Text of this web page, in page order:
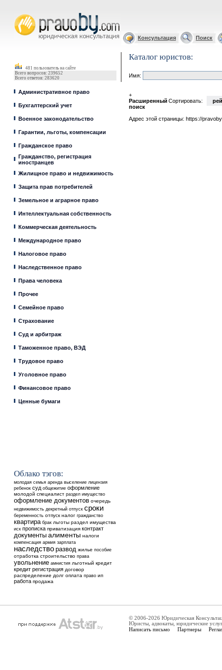
Консультация Поиск
481 пользователь на сайте
Всего вопросов: 239652
Всего ответов: 283620
Административное право
Бухгалтерский учет
Военное законодательство
Гарантии, льготы, компенсации
Гражданское право
Гражданство, регистрация
иностранцев
Жилищное право и недвижимость
Защита прав потребителей
Земельное и аграрное право
Интеллектуальная собственность
Коммерческая деятельность
Международное право
Налоговое право
Наследственное право
Права человека
Прочее
Семейное право
Страхование
Суд и арбитраж
Таможенное право, ВЭД
Трудовое право
Уголовное право
Финансовое право
Ценные бумаги
Облако тэгов:
молодая семья аренда выселение лицензия
ребенок суд общежитие оформление
молодой специалист раздел имущество
оформление документов очередь
недвижимость декретный отпуск сроки
беременность отпуск налог гражданство
квартира брак льготы раздел имущества
иск прописка приватизация контракт
документы алименты налоги
компенсация армия зарплата
наследство развод жилье пособие
отработка строительство права
увольнение амнистия льготный кредит
кредит регистрация договор
распределение долг оплата право ип
работа продажа
Каталог юристов:
Имя:
+
Расширенный
поиск
Сортировать:
Адрес этой страницы: https://
© 2006-2026 Юридическая
Юристы, адвокаты, юридические
Написать письмо Партнеры